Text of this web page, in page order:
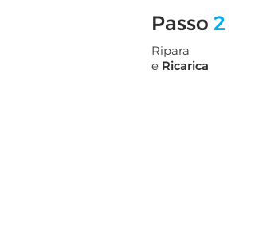
Passo 2
Ripara
e Ricarica